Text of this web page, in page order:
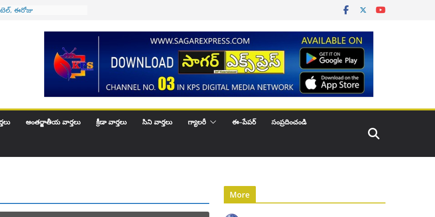
ఈరోజు
To … Kiran Group
Sai Sayantika
గారు కి పెళ్లిరోజు శుభకాంక్షలు
రేవంత్ రెడ్డి సవాల్
అంతర్జాతీయ వార్తలు క్రీడా వార్తలు సిని వార్తలు గ్యాలరీ ఈ–పేపర్ సంప్రదించండి
More